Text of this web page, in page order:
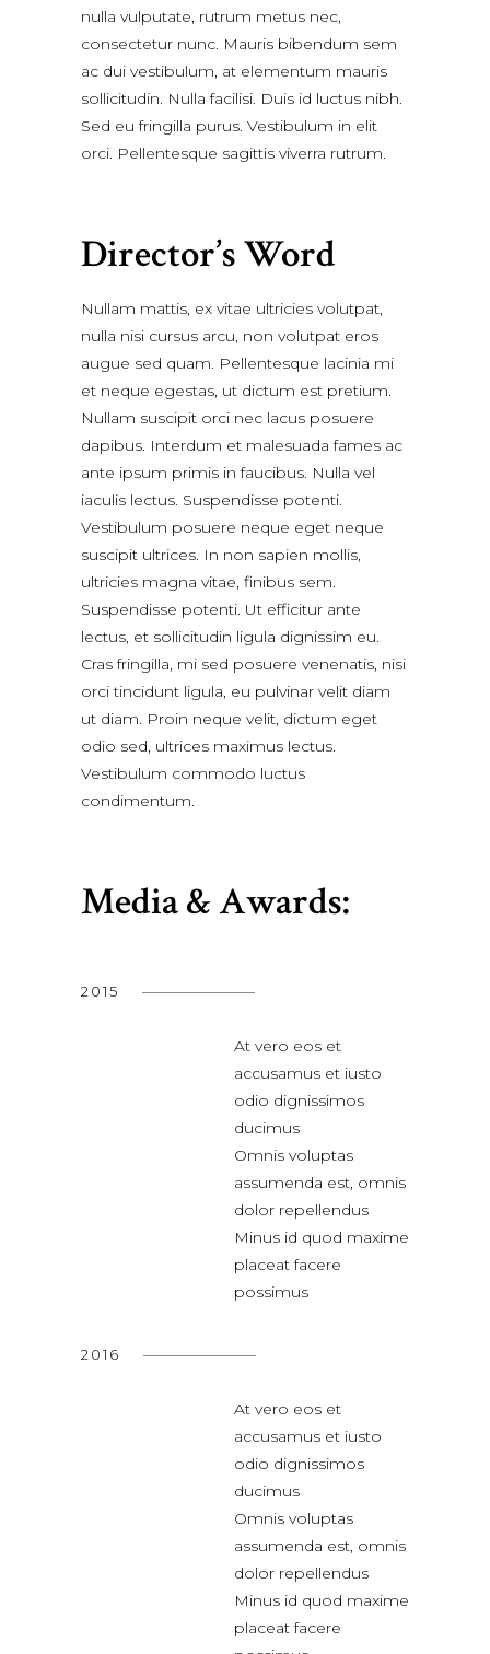
nulla vulputate, rutrum metus nec,
consectetur nunc. Mauris bibendum sem
ac dui vestibulum, at elementum mauris
sollicitudin. Nulla facilisi. Duis id luctus nibh.
Sed eu fringilla purus. Vestibulum in elit
orci. Pellentesque sagittis viverra rutrum.
Director’s Word
Nullam mattis, ex vitae ultricies volutpat,
nulla nisi cursus arcu, non volutpat eros
augue sed quam. Pellentesque lacinia mi
et neque egestas, ut dictum est pretium.
Nullam suscipit orci nec lacus posuere
dapibus. Interdum et malesuada fames ac
ante ipsum primis in faucibus. Nulla vel
iaculis lectus. Suspendisse potenti.
Vestibulum posuere neque eget neque
suscipit ultrices. In non sapien mollis,
ultricies magna vitae, finibus sem.
Suspendisse potenti. Ut efficitur ante
lectus, et sollicitudin ligula dignissim eu.
Cras fringilla, mi sed posuere venenatis, nisi
orci tincidunt ligula, eu pulvinar velit diam
ut diam. Proin neque velit, dictum eget
odio sed, ultrices maximus lectus.
Vestibulum commodo luctus
condimentum.
Media & Awards:
2015
At vero eos et
accusamus et iusto
odio dignissimos
ducimus
Omnis voluptas
assumenda est, omnis
dolor repellendus
Minus id quod maxime
placeat facere
possimus
2016
At vero eos et
accusamus et iusto
odio dignissimos
ducimus
Omnis voluptas
assumenda est, omnis
dolor repellendus
Minus id quod maxime
placeat facere